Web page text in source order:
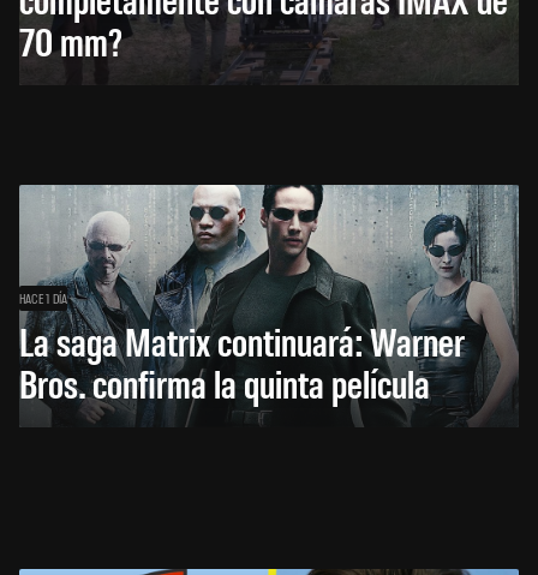
70 mm?
HACE 1 DÍA
La saga Matrix continuará: Warner
Bros. confirma la quinta película